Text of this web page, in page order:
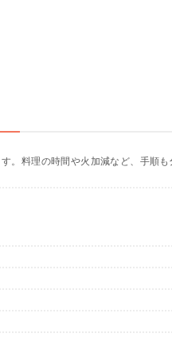
。料理の時間や火加減など、手順も